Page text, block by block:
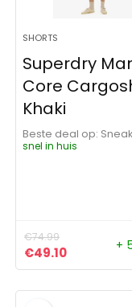
SHORTS
Superdry
Core
Khaki
Beste deal op:
snel in huis
€74.99
Oorspronkelijke
€49.10Huidige+